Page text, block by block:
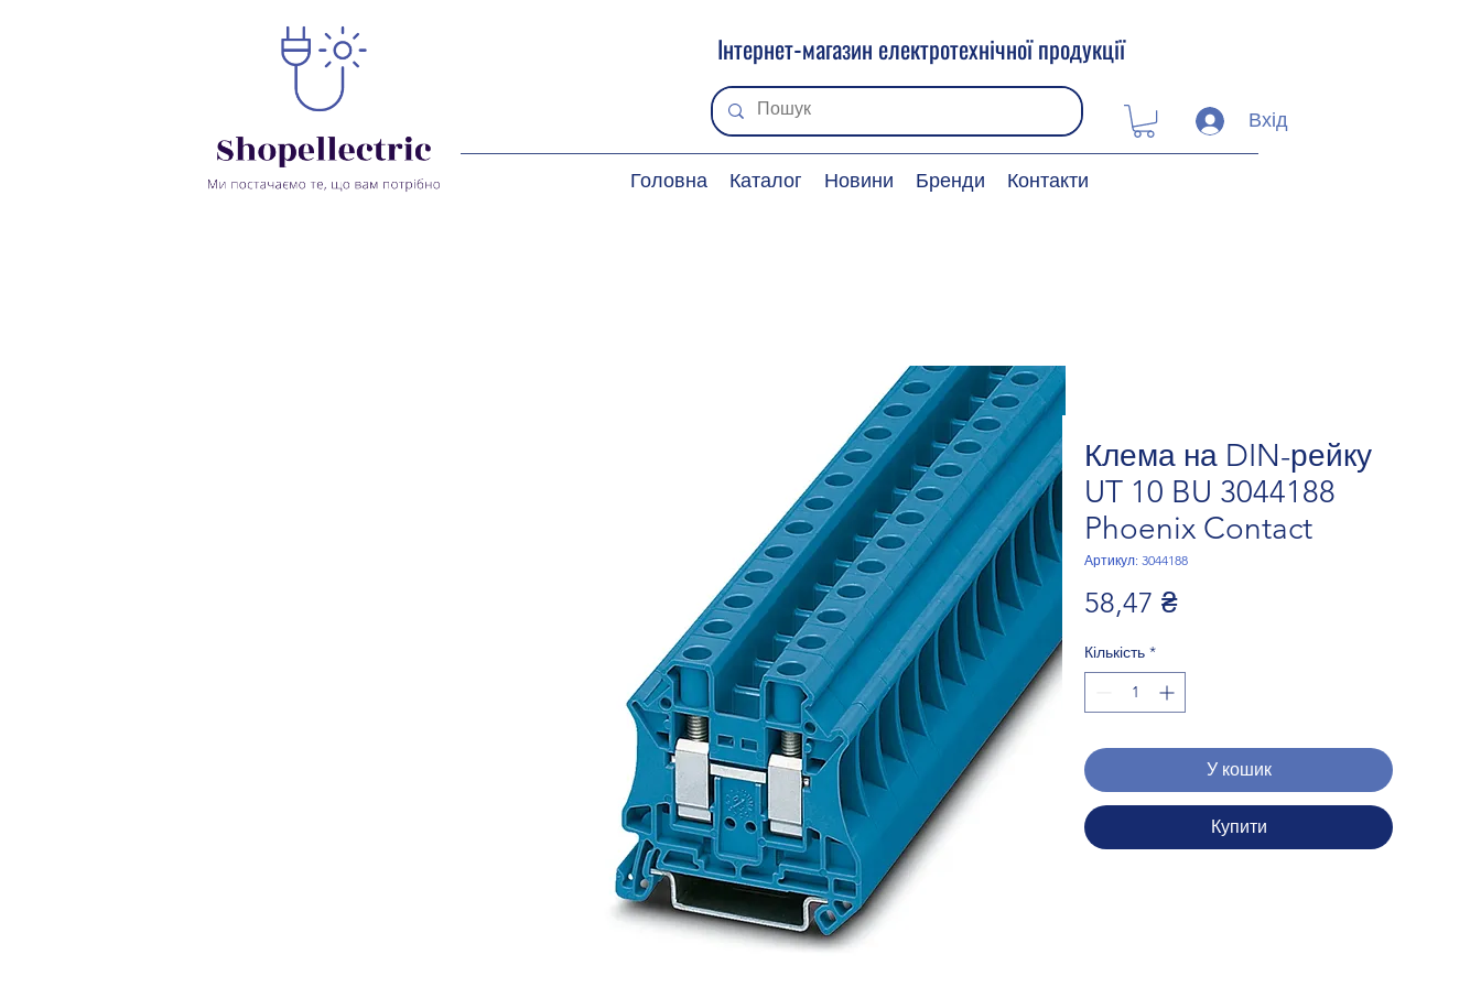
Інтернет-магазин електротехнічної продукції
Вхід
Головна Каталог Новини Бренди Контакти
Клема на DIN-рейку
UT 10 BU 3044188
Phoenix Contact
Артикул: 3044188
58,47 ₴Ціна
Кількість *
У кошик
Купити